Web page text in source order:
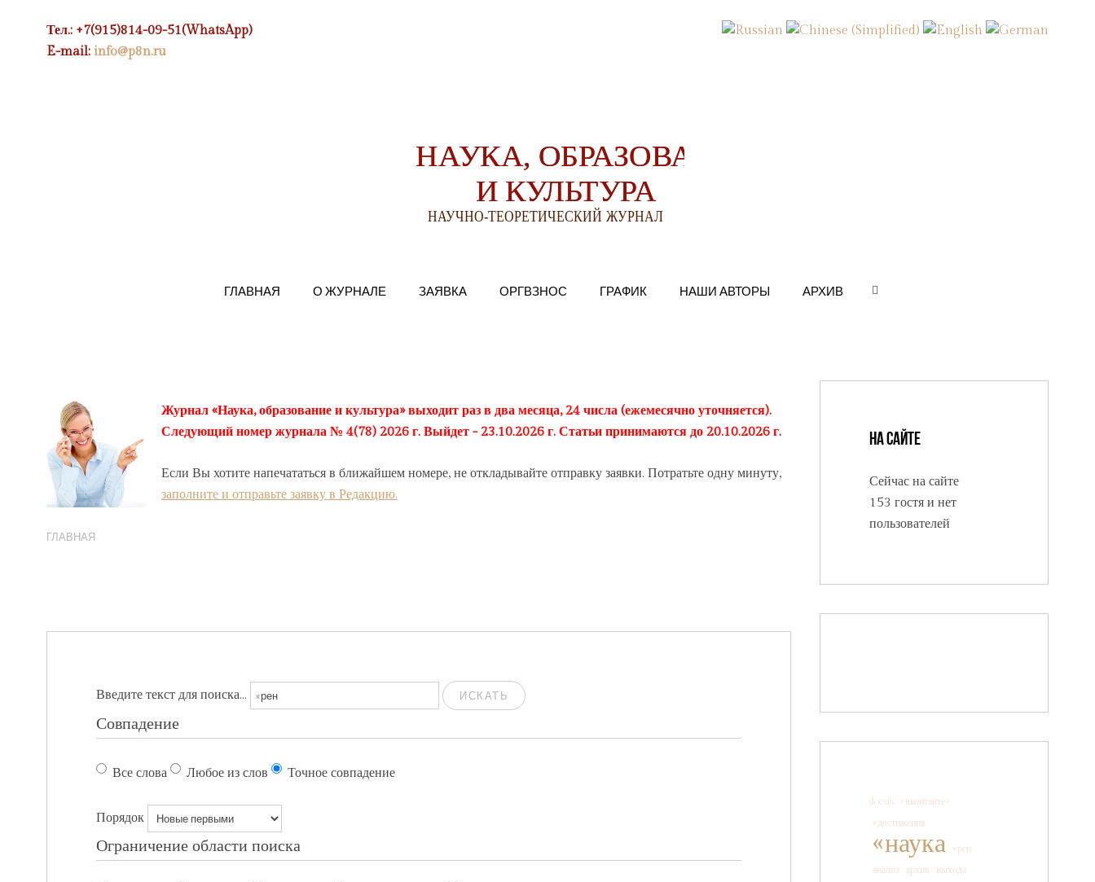
Тел.: +7(915)814-09-51(WhatsApp)
E-mail: info@p8n.ru
ГЛАВНАЯ О ЖУРНАЛЕ ЗАЯВКА ОРГВЗНОС ГРАФИК НАШИ АВТОРЫ АРХИВ
Журнал «Наука, образование и культура» выходит раз в два месяца, 24 числа (ежемесячно уточняется).
Следующий номер журнала № 4(78) 2026 г. Выйдет - 23.10.2026 г. Статьи принимаются до 20.10.2026 г.
Если Вы хотите напечататься в ближайшем номере, не откладывайте отправку заявки. Потратьте одну минуту,
заполните и отправьте заявку в Редакцию.
ГЛАВНАЯ
Введите текст для поиска... ИСКАТЬ
Совпадение
Все слова Любое из слов Точное совпадение
Порядок
Ограничение области поиска
На сайте
Сейчас на сайте
153 гостя и нет
пользователей
docsis
«вконтакте»
«достижения
«наука
«рен
анализ
архив
выхода